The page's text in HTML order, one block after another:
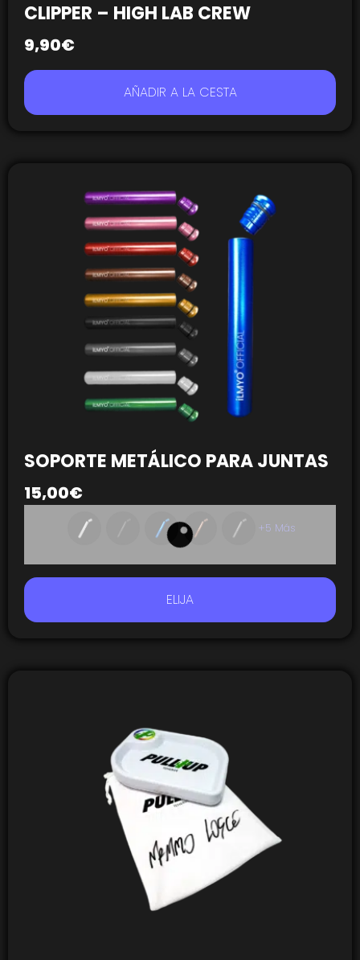
CLIPPER – HIGH LAB CREW
9,90€
AÑADIR A LA CESTA
SOPORTE METÁLICO PARA JUNTAS
15,00€
+5 Más
ELIJA